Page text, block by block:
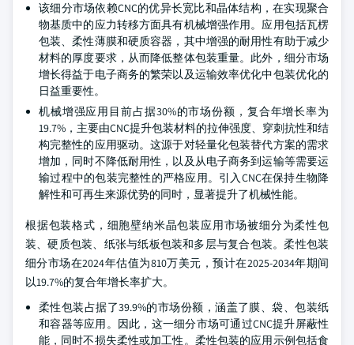
该细分市场依赖CNC的优异长宽比和晶体结构，在实现聚合
物基质中的应力转移方面具有机械增强作用。应用包括瓦楞
包装、柔性薄膜和硬质容器，其中增强的耐用性有助于减少
材料的厚度要求，从而降低整体包装重量。此外，细分市场
增长得益于电子商务的繁荣以及运输效率优化中包装优化的
日益重要性。
机械增强应用目前占据30%的市场份额，复合年增长率为
19.7%，主要由CNC提升包装材料的拉伸强度、穿刺抗性和结
构完整性的应用驱动。这源于对轻量化包装替代方案的需求
增加，同时不降低耐用性，以及从电子商务到运输等需要运
输过程中的包装完整性的严格应用。引入CNC在保持生物降
解性和可再生来源优势的同时，显著提升了机械性能。
根据包装格式，细胞壁纳米晶包装应用市场被细分为柔性包
装、硬质包装、纸张与纸板包装和多层与复合包装。柔性包装
细分市场在2024年估值为810万美元，预计在2025-2034年期间
以19.7%的复合年增长率扩大。
柔性包装占据了39.9%的市场份额，涵盖了膜、袋、包装纸
和容器等应用。因此，这一细分市场可通过CNC提升屏蔽性
能，同时不损失柔性或加工性。柔性包装的应用示例包括食